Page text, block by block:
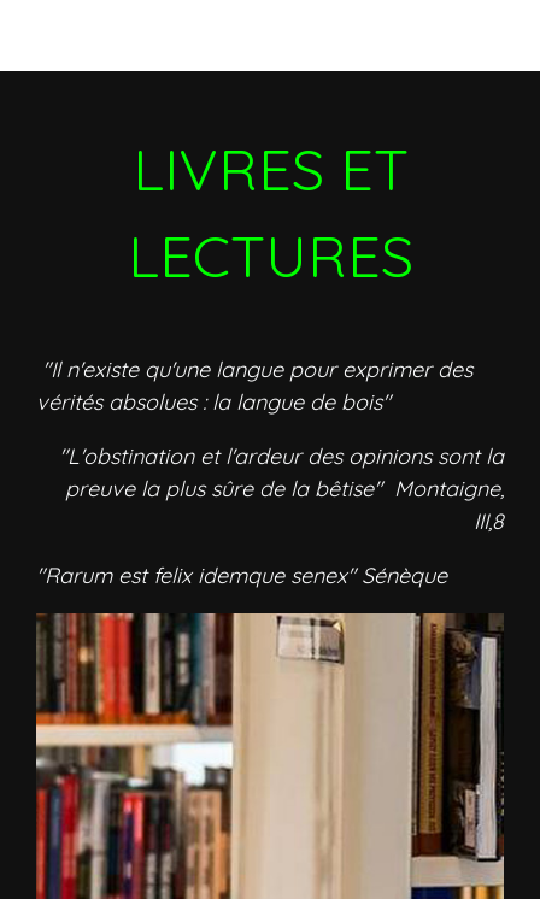
LIVRES ET
LECTURES
"Il n'existe qu'une langue pour exprimer des
vérités absolues : la langue de bois"
"L'obstination et l'ardeur des opinions sont la
preuve la plus sûre de la bêtise" Montaigne,
III,8
"Rarum est felix idemque senex" Sénèque